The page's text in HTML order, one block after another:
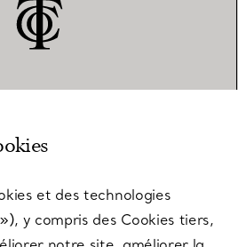
et des technologies
y compris des Cookies tiers,